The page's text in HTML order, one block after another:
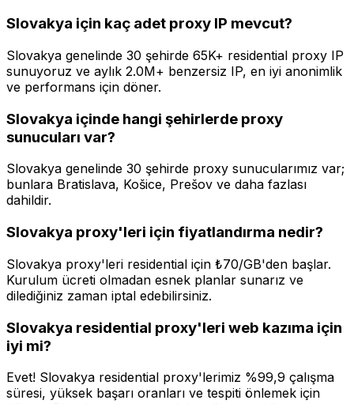
Slovakya için kaç adet proxy IP mevcut?
Slovakya genelinde 30 şehirde 65K+ residential proxy IP
sunuyoruz ve aylık 2.0M+ benzersiz IP, en iyi anonimlik
ve performans için döner.
Slovakya içinde hangi şehirlerde proxy
sunucuları var?
Slovakya genelinde 30 şehirde proxy sunucularımız var;
bunlara Bratislava, Košice, Prešov ve daha fazlası
dahildir.
Slovakya proxy'leri için fiyatlandırma nedir?
Slovakya proxy'leri residential için ₺70/GB'den başlar.
Kurulum ücreti olmadan esnek planlar sunarız ve
dilediğiniz zaman iptal edebilirsiniz.
Slovakya residential proxy'leri web kazıma için
iyi mi?
Evet! Slovakya residential proxy'lerimiz %99,9 çalışma
süresi, yüksek başarı oranları ve tespiti önlemek için